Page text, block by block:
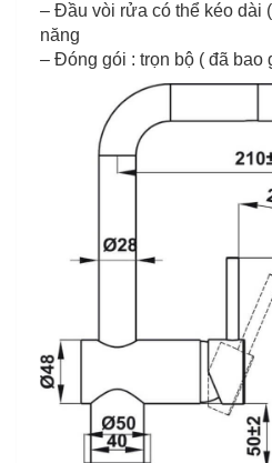
– Đầu vòi rửa có thể kéo dài
năng
– Đóng gói : trọn bộ ( đã bao